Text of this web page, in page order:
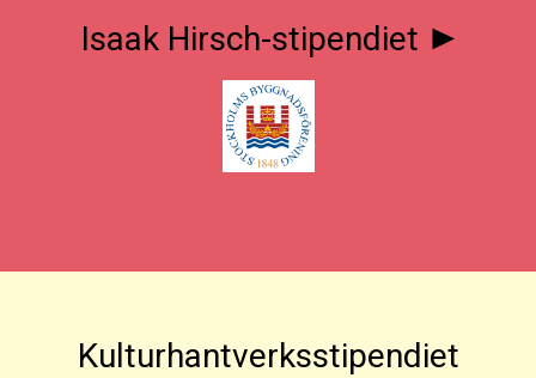
Isaak Hirsch-stipendiet
Kulturhantverksstipendiet